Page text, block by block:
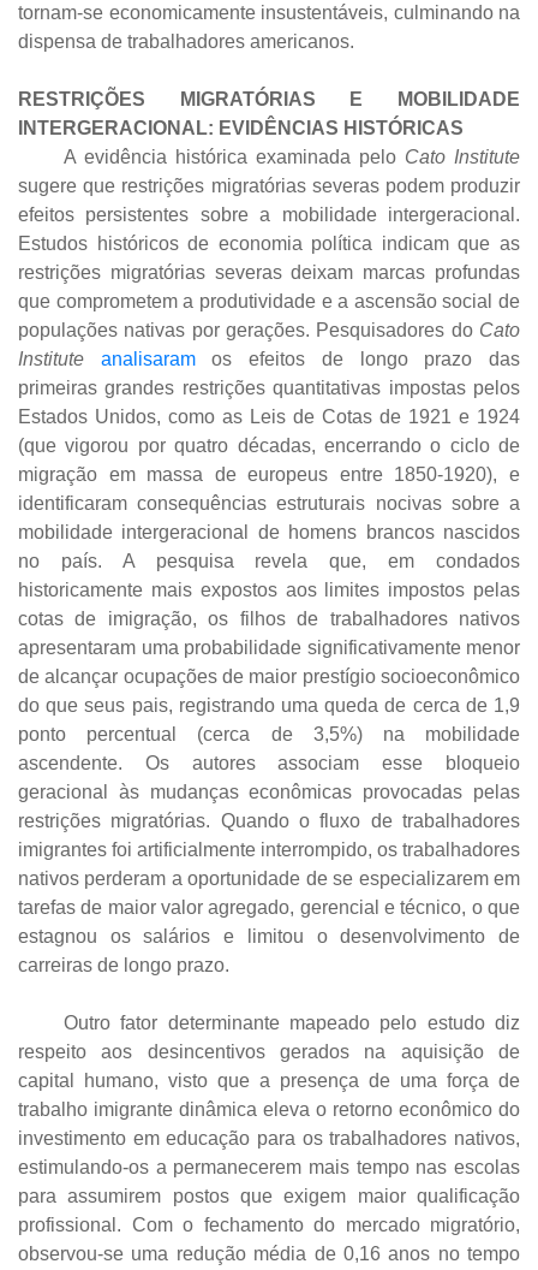
tornam-se economicamente insustentáveis, culminando na
dispensa de trabalhadores americanos.
RESTRIÇÕES MIGRATÓRIAS E MOBILIDADE
INTERGERACIONAL: EVIDÊNCIAS HISTÓRICAS
A evidência histórica examinada pelo Cato Institute
sugere que restrições migratórias severas podem produzir
efeitos persistentes sobre a mobilidade intergeracional.
Estudos históricos de economia política indicam que as
restrições migratórias severas deixam marcas profundas
que comprometem a produtividade e a ascensão social de
populações nativas por gerações. Pesquisadores do Cato
Institute
analisaram
os efeitos de longo prazo das
primeiras grandes restrições quantitativas impostas pelos
Estados Unidos, como as Leis de Cotas de 1921 e 1924
(que vigorou por quatro décadas, encerrando o ciclo de
migração em massa de europeus entre 1850-1920), e
identificaram consequências estruturais nocivas sobre a
mobilidade intergeracional de homens brancos nascidos
no país. A pesquisa revela que, em condados
historicamente mais expostos aos limites impostos pelas
cotas de imigração, os filhos de trabalhadores nativos
apresentaram uma probabilidade significativamente menor
de alcançar ocupações de maior prestígio socioeconômico
do que seus pais, registrando uma queda de cerca de 1,9
ponto percentual (cerca de 3,5%) na mobilidade
ascendente. Os autores associam esse bloqueio
geracional às mudanças econômicas provocadas pelas
restrições migratórias. Quando o fluxo de trabalhadores
imigrantes foi artificialmente interrompido, os trabalhadores
nativos perderam a oportunidade de se especializarem em
tarefas de maior valor agregado, gerencial e técnico, o que
estagnou os salários e limitou o desenvolvimento de
carreiras de longo prazo.
Outro fator determinante mapeado pelo estudo diz
respeito aos desincentivos gerados na aquisição de
capital humano, visto que a presença de uma força de
trabalho imigrante dinâmica eleva o retorno econômico do
investimento em educação para os trabalhadores nativos,
estimulando-os a permanecerem mais tempo nas escolas
para assumirem postos que exigem maior qualificação
profissional. Com o fechamento do mercado migratório,
observou-se uma redução média de 0,16 anos no tempo